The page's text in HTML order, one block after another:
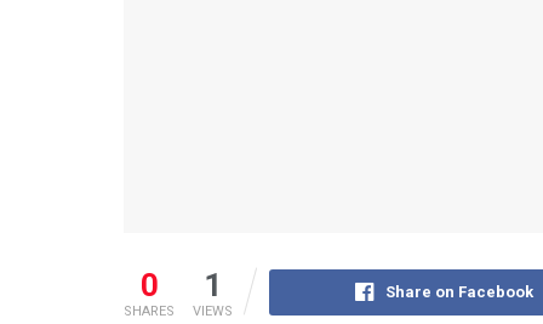
0
SHARES
1
VIEWS
Share on Facebook